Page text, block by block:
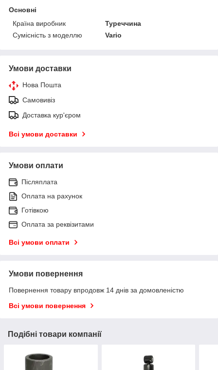
Основні
Країна виробник
Туреччина
Сумісність з моделлю
Vario
Умови доставки
Нова Пошта
Самовивіз
Доставка кур'єром
Всі умови доставки
Умови оплати
Післяплата
Оплата на рахунок
Готівкою
Оплата за реквізитами
Всі умови оплати
Умови повернення
Повернення товару впродовж 14 днів за домовленістю
Всі умови повернення
Подібні товари компанії